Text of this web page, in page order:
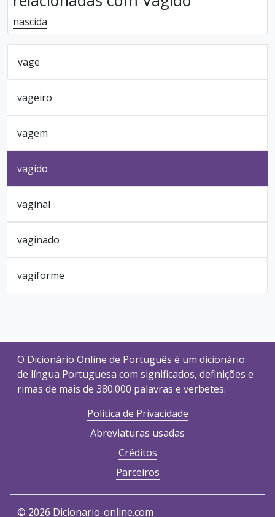
nascida
vage
vageiro
vagem
vagido
vaginal
vaginado
vagiforme
O Dicionário Online de Português é um dicionário
de língua Portuguesa com significados, definições e
rimas de mais de 380.000 palavras e verbetes.
Política de Privacidade
Abreviaturas usadas
Créditos
Parceiros
© 2026 Dicionario-online.com